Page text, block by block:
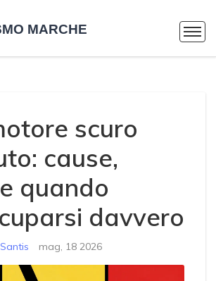
scuro
cause,
quando
davvero
mag, 18 2026